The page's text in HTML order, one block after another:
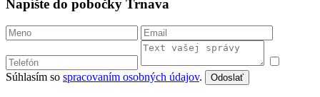
Napíšte do pobočky Trnava
Súhlasím so spracovaním osobných údajov. Odoslať